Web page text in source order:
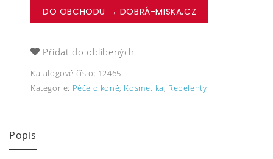
DO OBCHODU → DOBRÁ-MISKA.CZ
Přidat do oblíbených
Katalogové číslo: 12465
Kategorie: Péče o koně, Kosmetika, Repelenty
Popis